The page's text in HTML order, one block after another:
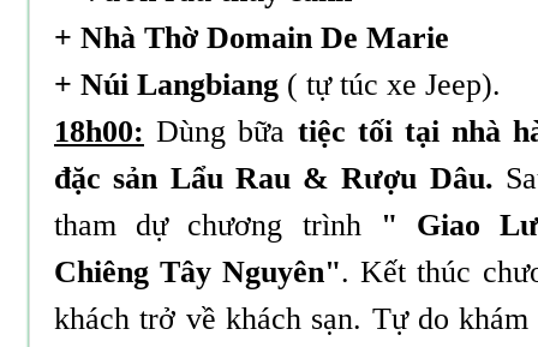
+ Nhà Thờ Domain De Marie
+ Núi Langbiang ( tự túc xe Jeep).
18h00: Dùng bữa tiệc tối tại nhà
đặc sản Lẩu Rau & Rượu Dâu.
tham dự chương trình" Giao
Chiêng Tây Nguyên". Kết thúc
khách trở về khách sạn. Tự do